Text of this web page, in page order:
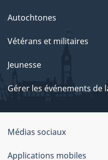
Autochtones
Vétérans et militaires
Jeunesse
Gérer les événements de
Organisation
du
Médias sociaux
Applications mobiles